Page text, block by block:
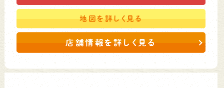
地図を詳しく見る
店舗情報を詳しく見る